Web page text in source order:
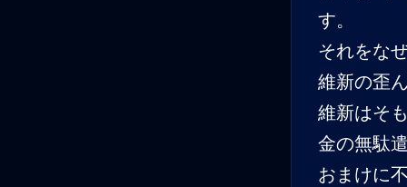
す。
それをな
維新の歪
維新はそ
金の無駄
おまけに